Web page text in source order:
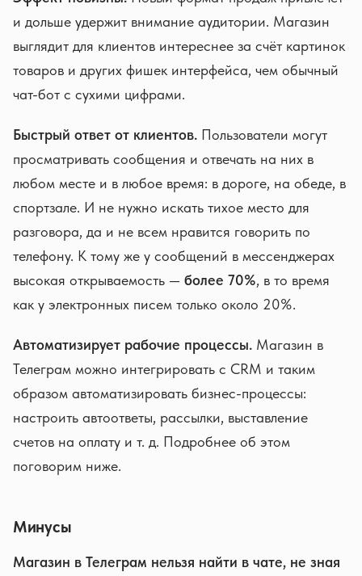
и дольше удержит внимание аудитории. Магазин
выглядит для клиентов интереснее за счёт картинок
товаров и других фишек интерфейса, чем обычный
чат-бот с сухими цифрами.
Быстрый ответ от клиентов. Пользователи могут
просматривать сообщения и отвечать на них в
любом месте и в любое время: в дороге, на обеде, в
спортзале. И не нужно искать тихое место для
разговора, да и не всем нравится говорить по
телефону. К тому же у сообщений в мессенджерах
высокая открываемость — более 70%, в то время
как у электронных писем только около 20%.
Автоматизирует рабочие процессы. Магазин в
Телеграм можно интегрировать с CRM и таким
образом автоматизировать бизнес-процессы:
настроить автоответы, рассылки, выставление
счетов на оплату и т. д. Подробнее об этом
поговорим ниже.
Минусы
Магазин в Телеграм нельзя найти в чате, не зная